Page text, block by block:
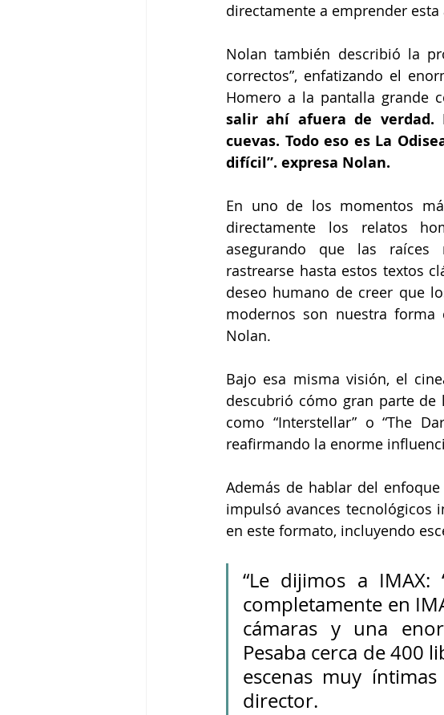
directamente a emprender esta
Nolan también describió la
correctos”, enfatizando el
Homero a la pantalla grande
salir ahí afuera de verdad.
cuevas. Todo eso es La
difícil”. expresa Nolan.
En uno de los momentos
directamente los relatos
asegurando que las raíces
rastrearse hasta estos textos
deseo humano de creer que
modernos son nuestra forma
Nolan.
Bajo esa misma visión, el
descubrió cómo gran parte
como “Interstellar” o “The
reafirmando la enorme
Además de hablar del
impulsó avances tecnológicos
en este formato, incluyendo
“Le dijimos a IMAX:
completamente en
cámaras y una
Pesaba cerca de 400
escenas muy
director.